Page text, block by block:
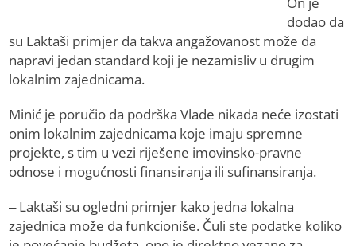
dodao da
su Laktaši primjer da takva angažovanost može da
napravi jedan standard koji je nezamisliv u drugim
lokalnim zajednicama.
Minić je poručio da podrška Vlade nikada neće izostati
onim lokalnim zajednicama koje imaju spremne
projekte, s tim u vezi riješene imovinsko-pravne
odnose i mogućnosti finansiranja ili sufinansiranja.
– Laktaši su ogledni primjer kako jedna lokalna
zajednica može da funkcioniše. Čuli ste podatke koliko